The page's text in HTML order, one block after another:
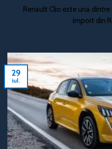
Renault Clio este una
import din
29
iul.